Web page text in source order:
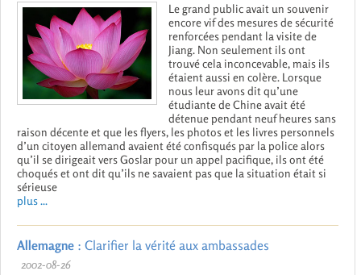
Le grand public avait un souvenir
encore vif des mesures de sécurité
renforcées pendant la visite de
Jiang. Non seulement ils ont
trouvé cela inconcevable, mais ils
étaient aussi en colère. Lorsque
nous leur avons dit qu’une
étudiante de Chine avait été
détenue pendant neuf heures sans
raison décente et que les flyers, les photos et les livres personnels
d’un citoyen allemand avaient été confisqués par la police alors
qu’il se dirigeait vers Goslar pour un appel pacifique, ils ont été
choqués et ont dit qu’ils ne savaient pas que la situation était si
sérieuse
plus ...
Allemagne : Clarifier la vérité aux ambassades
2002-08-26